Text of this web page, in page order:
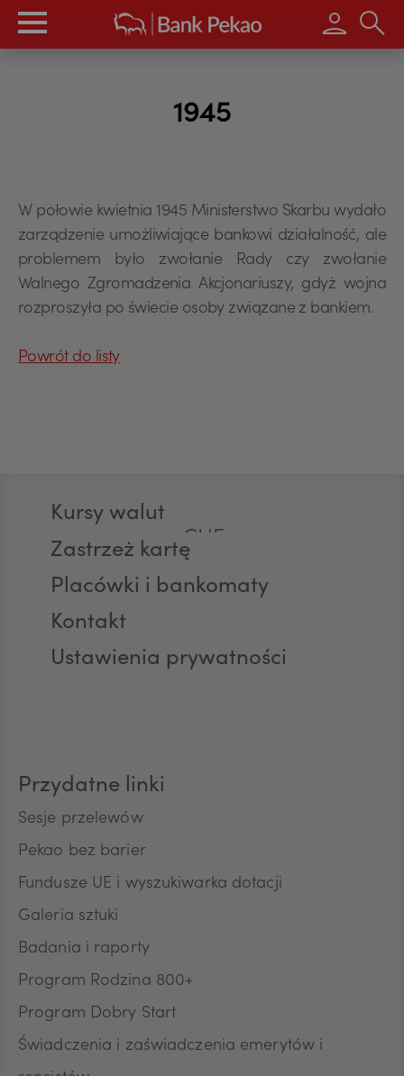
Wpisz
1945
W połowie kwietnia 1945 Ministerstwo Skarbu wydało
zarządzenie umożliwiające bankowi działalność, ale
problemem było zwołanie Rady czy zwołanie
Walnego Zgromadzenia Akcjonariuszy, gdyż wojna
rozproszyła po świecie osoby związane z bankiem.
Powrót do listy
Kursy walut
USD
AED
AUD
CZK
DKK
Zastrzeż kartę
Placówki i bankomaty
Kontakt
Ustawienia prywatności
Przydatne linki
Sesje przelewów
Pekao bez barier
Fundusze UE i wyszukiwarka dotacji
Galeria sztuki
Badania i raporty
Program Rodzina 800+
Program Dobry Start
Świadczenia i zaświadczenia emerytów i